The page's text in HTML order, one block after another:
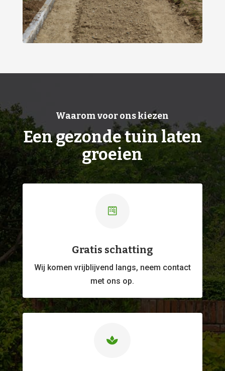
Waarom voor ons kiezen
Een gezonde tuin laten
groeien

Gratis schatting
Wij komen vrijblijvend langs, neem contact
met ons op.
